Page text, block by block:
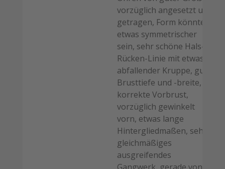
vorzüglich angesetzt und
getragen, Form könnte
etwas symmetrischer
sein, sehr schöne Hals-
Rücken-Linie mit etwas
abfallender Kruppe, gute
Brusttiefe und -breite,
korrekte Vorbrust,
vorzüglich gewinkelt
vorn, etwas lange
Hintergliedmaßen, sehr
gleichmäßiges
ausgreifendes